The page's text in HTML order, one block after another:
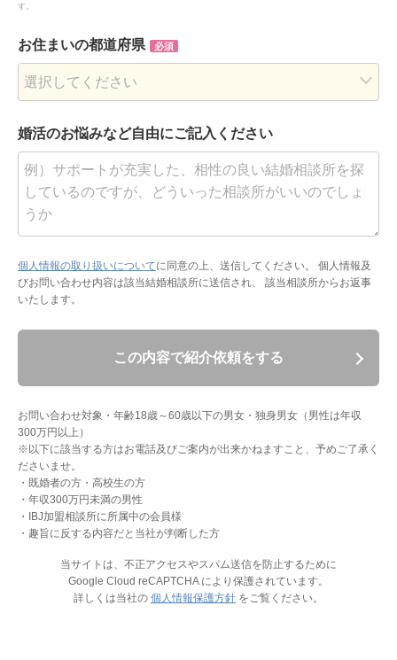
す。
お住まいの都道府県 必須
婚活のお悩みなど自由にご記入ください
個人情報の取り扱いについてに同意の上、送信してください。
個人情報及
びお問い合わせ内容は該当結婚相談所に送信され、 該当相談所からお返事
いたします。
この内容で紹介依頼をする
お問い合わせ対象・年齢18歳～60歳以下の男女・独身男女（男性は年収
300万円以上）
※以下に該当する方はお電話及びご案内が出来かねますこと、予めご了承く
ださいませ。
・既婚者の方・高校生の方
・年収300万円未満の男性
・IBJ加盟相談所に所属中の会員様
・趣旨に反する内容だと当社が判断した方
当サイトは、不正アクセスやスパム送信を防止するために
Google Cloud reCAPTCHA により保護されています。
詳しくは当社の 個人情報保護方針 をご覧ください。